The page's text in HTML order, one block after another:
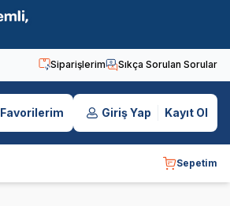
Siparişlerim Sıkça Sorulan Sorular
Favorilerim Giriş Yap Kayıt Ol
Sepetim